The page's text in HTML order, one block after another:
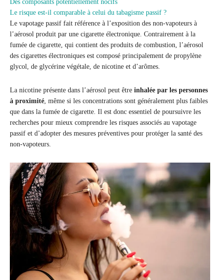
Des composants potentiellement nocifs
Le risque est-il comparable à celui du tabagisme passif ?
Le vapotage passif fait référence à l’exposition des non-vapoteurs à
l’aérosol produit par une cigarette électronique. Contrairement à la
fumée de cigarette, qui contient des produits de combustion, l’aérosol
des cigarettes électroniques est composé principalement de propylène
glycol, de glycérine végétale, de nicotine et d’arômes.
La nicotine présente dans l’aérosol peut être inhalée par les personnes
à proximité, même si les concentrations sont généralement plus faibles
que dans la fumée de cigarette. Il est donc essentiel de poursuivre les
recherches pour mieux comprendre les risques associés au vapotage
passif et d’adopter des mesures préventives pour protéger la santé des
non-vapoteurs.